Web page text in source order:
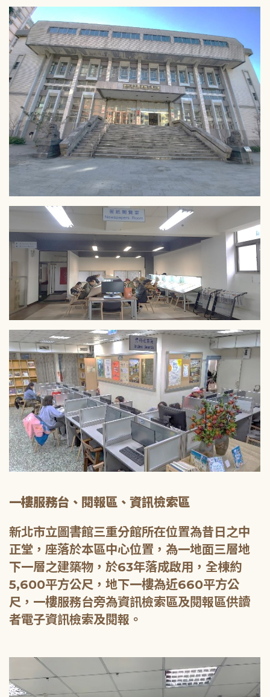
一樓服務台、閱報區、資訊檢索區
新北市立圖書館三重分館所在位置為昔日之中
正堂，座落於本區中心位置，為一地面三層地
下一層之建築物，於63年落成啟用，全棟約
5,600平方公尺，地下一樓為近660平方公
尺，一樓服務台旁為資訊檢索區及閱報區供讀
者電子資訊檢索及閱報。